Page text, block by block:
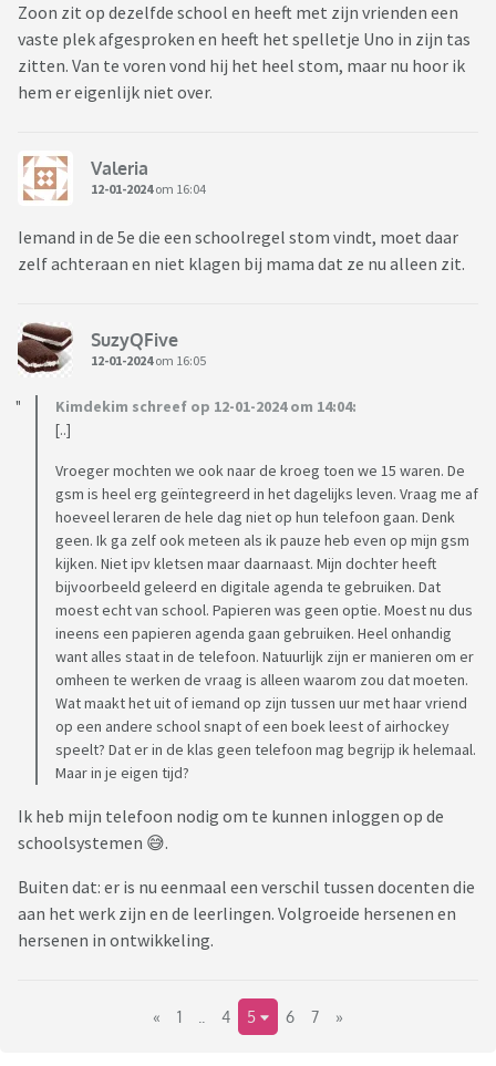
Zoon zit op dezelfde school en heeft met zijn vrienden een
vaste plek afgesproken en heeft het spelletje Uno in zijn tas
zitten. Van te voren vond hij het heel stom, maar nu hoor ik
hem er eigenlijk niet over.
Valeria
12-01-2024om 16:04
Iemand in de 5e die een schoolregel stom vindt, moet daar
zelf achteraan en niet klagen bij mama dat ze nu alleen zit.
SuzyQFive
12-01-2024om 16:05
Kimdekim schreef op 12-01-2024 om 14:04:
[..]
Vroeger mochten we ook naar de kroeg toen we 15 waren. De
gsm is heel erg geïntegreerd in het dagelijks leven. Vraag me af
hoeveel leraren de hele dag niet op hun telefoon gaan. Denk
geen. Ik ga zelf ook meteen als ik pauze heb even op mijn gsm
kijken. Niet ipv kletsen maar daarnaast. Mijn dochter heeft
bijvoorbeeld geleerd en digitale agenda te gebruiken. Dat
moest echt van school. Papieren was geen optie. Moest nu dus
ineens een papieren agenda gaan gebruiken. Heel onhandig
want alles staat in de telefoon. Natuurlijk zijn er manieren om er
omheen te werken de vraag is alleen waarom zou dat moeten.
Wat maakt het uit of iemand op zijn tussen uur met haar vriend
op een andere school snapt of een boek leest of airhockey
speelt? Dat er in de klas geen telefoon mag begrijp ik helemaal.
Maar in je eigen tijd?
Ik heb mijn telefoon nodig om te kunnen inloggen op de
schoolsystemen 😅.
Buiten dat: er is nu eenmaal een verschil tussen docenten die
aan het werk zijn en de leerlingen. Volgroeide hersenen en
hersenen in ontwikkeling.
« 1 4 5 6 7 »